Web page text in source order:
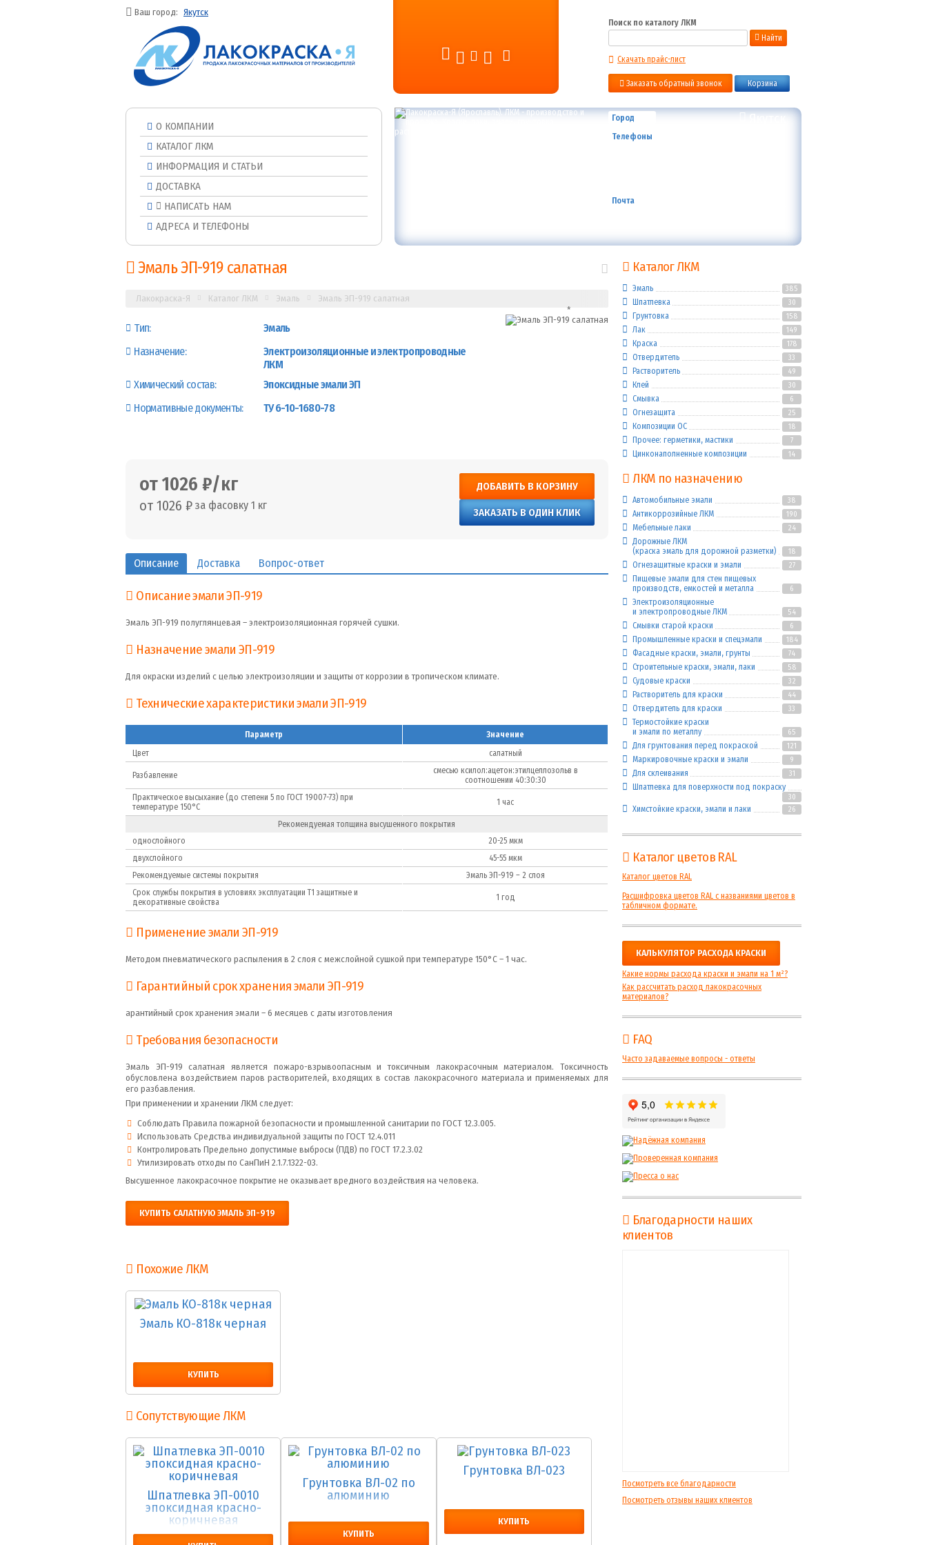
Ваш город: Якутск
Поиск по каталогу ЛКМ
Найти
Скачать прайс-лист
Заказать обратный звонок Корзина
О КОМПАНИИ
КАТАЛОГ ЛКМ
ИНФОРМАЦИЯ И СТАТЬИ
ДОСТАВКА
НАПИСАТЬ НАМ
АДРЕСА И ТЕЛЕФОНЫ
Город Якутск
Телефоны
Почта
Эмаль ЭП-919 салатная
Лакокраска-Я Каталог ЛКМ Эмаль Эмаль ЭП-919 салатная
Тип:
Эмаль
Назначение:
Электроизоляционные и электропроводные
ЛКМ
Химический состав:
Эпоксидные эмали ЭП
Нормативные документы:
ТУ 6-10-1680-78
от 1026 ₽/кг
от 1026 ₽ за фасовку 1 кг
ДОБАВИТЬ В КОРЗИНУ
ЗАКАЗАТЬ В ОДИН КЛИК
Описание Доставка Вопрос-ответ
Описание эмали ЭП-919
Эмаль ЭП-919 полуглянцевая – электроизоляционная горячей сушки.
Назначение эмали ЭП-919
Для окраски изделий с целью электроизоляции и защиты от коррозии в тропическом климате.
Технические характеристики эмали ЭП-919
Параметр
Значение
Цвет
салатный
Разбавление
смесью ксилол:ацетон:этилцеллозольв в
соотношении 40:30:30
Практическое высыхание (до степени 5 по ГОСТ 19007-73) при
температуре 150°С
1 час
Рекомендуемая толщина высушенного покрытия
однослойного
20-25 мкм
двухслойного
45-55 мкм
Рекомендуемые системы покрытия
Эмаль ЭП-919 – 2 слоя
Срок службы покрытия в условиях эксплуатации Т1 защитные и
декоративные свойства
1 год
Применение эмали ЭП-919
Методом пневматического распыления в 2 слоя с межслойной сушкой при температуре 150°С – 1 час.
Гарантийный срок хранения эмали ЭП-919
арантийный срок хранения эмали – 6 месяцев с даты изготовления
Требования безопасности
Эмаль ЭП-919 салатная является пожаро-взрывоопасным и токсичным лакокрасочным материалом. Токсичность
обусловлена воздействием паров растворителей, входящих в состав лакокрасочного материала и применяемых для
его разбавления.
При применении и хранении ЛКМ следует:
Соблюдать Правила пожарной безопасности и промышленной санитарии по ГОСТ 12.3.005.
Использовать Средства индивидуальной защиты по ГОСТ 12.4.011
Контролировать Предельно допустимые выбросы (ПДВ) по ГОСТ 17.2.3.02
Утилизировать отходы по СанПиН 2.1.7.1322-03.
Высушенное лакокрасочное покрытие не оказывает вредного воздействия на человека.
КУПИТЬ САЛАТНУЮ ЭМАЛЬ ЭП-919
Похожие ЛКМ
Эмаль КО-818к черная
КУПИТЬ
Сопутствующие ЛКМ
Шпатлевка ЭП-0010
эпоксидная красно-
коричневая
Грунтовка ВЛ-02 по
алюминию
КУПИТЬ
Грунтовка ВЛ-023
КУПИТЬ
Каталог ЛКМ
Эмаль 385
Шпатлевка 30
Грунтовка 158
Лак 149
Краска 178
Отвердитель 33
Растворитель 49
Клей 30
Смывка 6
Огнезащита 25
Композиции ОС 18
Прочее: герметики, мастики 7
Цинконаполненные композиции 14
ЛКМ по назначению
Автомобильные эмали 38
Антикоррозийные ЛКМ 190
Мебельные лаки 24
Дорожные ЛКМ
(краска эмаль для дорожной разметки)
18
Огнезащитные краски и эмали 27
Пищевые эмали для стен пищевых
производств, емкостей и металла
6
Электроизоляционные
и электропроводные ЛКМ
54
Смывки старой краски 6
Промышленные краски и спецэмали 184
Фасадные краски, эмали, грунты 74
Строительные краски, эмали, лаки 58
Судовые краски 32
Растворитель для краски 44
Отвердитель для краски 33
Термостойкие краски
и эмали по металлу
65
Для грунтования перед покраской 121
Маркировочные краски и эмали 9
Для склеивания 31
Шпатлевка для поверхности под покраску
30
Химстойкие краски, эмали и лаки 26
Каталог цветов RAL
Каталог цветов RAL
Расшифровка цветов RAL с названиями цветов в
табличном формате.
КАЛЬКУЛЯТОР РАСХОДА КРАСКИ
Какие нормы расхода краски и эмали на 1 м²?
Как рассчитать расход лакокрасочных
материалов?
FAQ
Часто задаваемые вопросы - ответы
Благодарности наших
клиентов
Посмотреть все благодарности
Посмотреть отзывы наших клиентов